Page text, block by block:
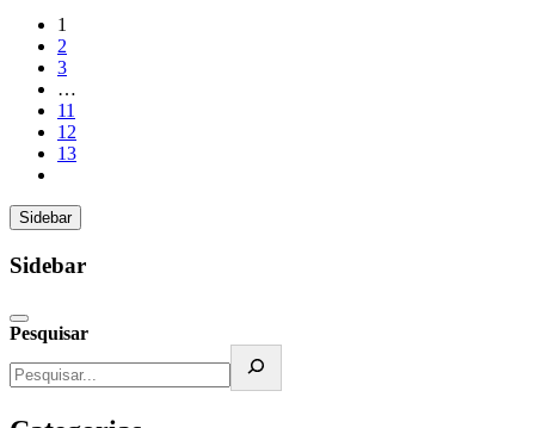
1
2
3
…
11
12
13
Sidebar
Sidebar
Pesquisar